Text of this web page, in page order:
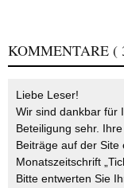
KOMMENTARE (
Liebe Leser!
Wir sind dankbar für
Beteiligung sehr.
Beiträge auf der
Monatszeitschrift
Bitte entwerten Sie